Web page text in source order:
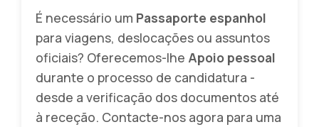
É necessário um Passaporte espanhol
para viagens, deslocações ou assuntos
oficiais? Oferecemos-lhe Apoio pessoal
durante o processo de candidatura -
desde a verificação dos documentos até
à receção. Contacte-nos agora para uma